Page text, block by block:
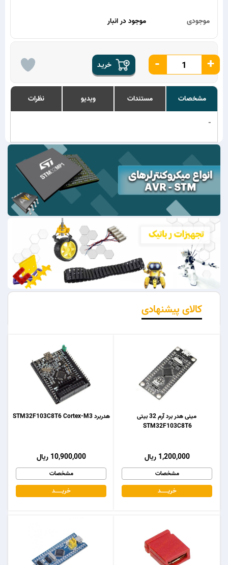
موجود در انبار موجودی
خریـد - +
مشخصات مستندات ویدیو نظرات
-
کالای پیشنهادی
هدربرد STM32F103C8T6 Cortex-M3
10,900,000 ریال
مشخصات
خریـــــــد
مینی هدر برد آرم 32 بیتی
STM32F103C8T6
1,200,000 ریال
مشخصات
خریـــــــد